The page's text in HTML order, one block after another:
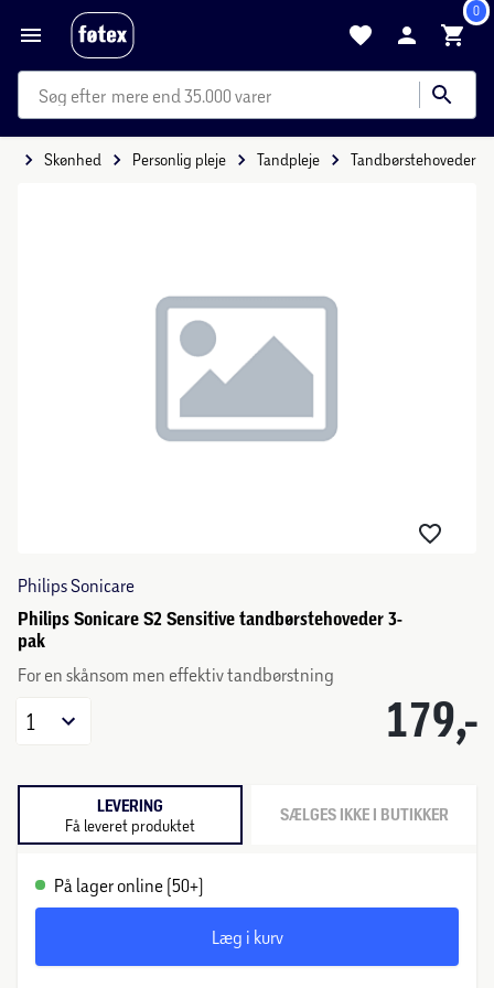
0
mere end 35.000 varer
Skønhed Personlig pleje Tandpleje Tandbørstehoveder
Philips Sonicare
Philips Sonicare S2 Sensitive tandbørstehoveder 3-
pak
For en skånsom men effektiv tandbørstning
179,-
1
LEVERING
Få leveret produktet SÆLGES IKKE I BUTIKKER
På lager online (50+)
Læg i kurv